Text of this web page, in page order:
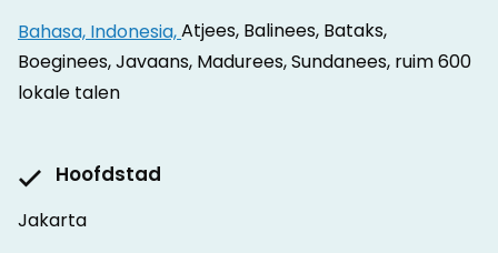
Bahasa, Indonesia,Atjees, Balinees, Bataks,
Boeginees, Javaans, Madurees, Sundanees, ruim 600
lokale talen
Hoofdstad
Jakarta